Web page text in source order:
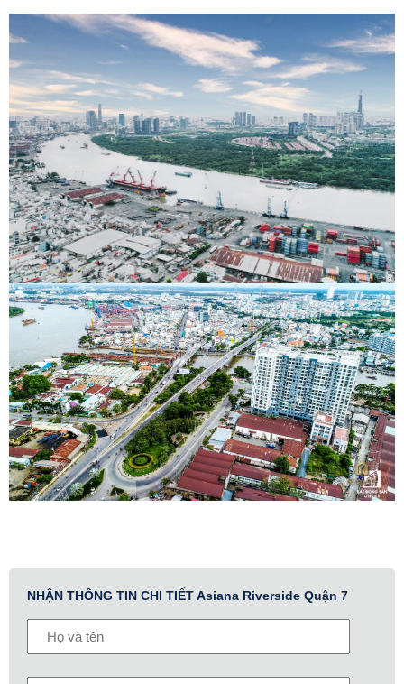
NHẬN THÔNG TIN CHI TIẾT Asiana Riverside Quận 7